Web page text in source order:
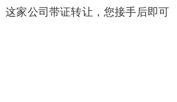
家公司带证转让，您接手后即可